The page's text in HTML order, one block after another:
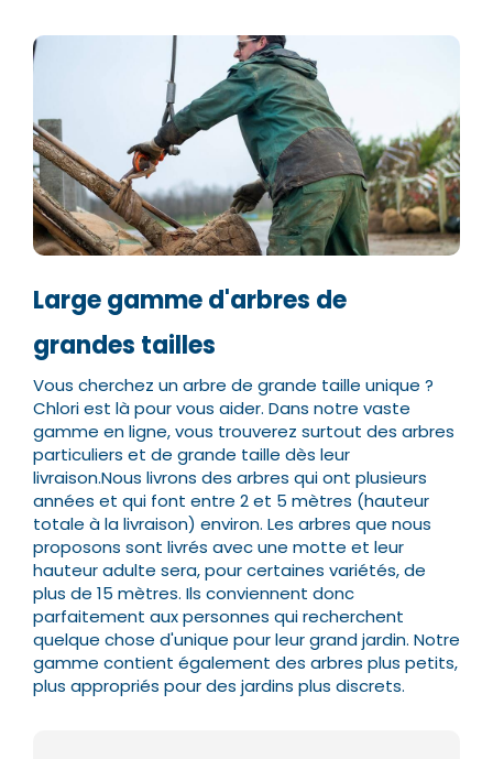
Large gamme d'arbres de
grandes tailles
Vous cherchez un arbre de grande taille unique ?
Chlori est là pour vous aider. Dans notre vaste
gamme en ligne, vous trouverez surtout des arbres
particuliers et de grande taille dès leur
livraison.Nous livrons des arbres qui ont plusieurs
années et qui font entre 2 et 5 mètres (hauteur
totale à la livraison) environ. Les arbres que nous
proposons sont livrés avec une motte et leur
hauteur adulte sera, pour certaines variétés, de
plus de 15 mètres. Ils conviennent donc
parfaitement aux personnes qui recherchent
quelque chose d'unique pour leur grand jardin. Notre
gamme contient également des arbres plus petits,
plus appropriés pour des jardins plus discrets.